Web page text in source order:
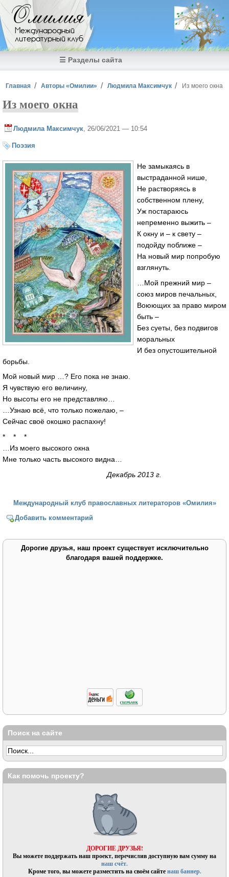
Перейти к основному содержанию
Омилия
Международный
литературный клуб
☰ Разделы сайта
Вы здесь
Главная Авторы «Омилии» Людмила Максимчук Из моего окна
Из моего окна
Людмила Максимчук , 26/06/2021 — 10:54
Поэзия
Не замыкаясь в
выстраданной нише,
Не растворяясь в
собственном плену,
Уж постараюсь
непременно выжить –
К окну и – к свету –
подойду поближе –
На новый мир попробую
взглянуть.
…Мой прежний мир –
союз миров печальных,
Воюющих за право миром
быть –
Без суеты, без подвигов
моральных
И без опустошительной
борьбы.
Мой новый мир …? Его пока не знаю.
Я чувствую его величину,
Но высоты его не представляю…
…Узнаю всё, что только пожелаю, –
Сейчас своё окошко распахну!
* * *
…Из моего высокого окна
Мне только часть высокого видна…
Декабрь 2013 г.
Международный клуб православных литераторов «Омилия»
Добавить комментарий
Дорогие друзья, наш проект существует исключительно
благодаря вашей поддержке.
Поиск на сайте
Как помочь проекту?
ДОРОГИЕ ДРУЗЬЯ!
Вы можете поддержать наш проект, перечислив доступную вам сумму на
наш счёт.
Кроме того, вы можете разместить на своём сайтенаш баннер.